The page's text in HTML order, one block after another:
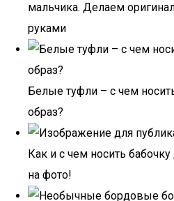
мальчика. Делаем
руками
Белые туфли – с чем
образ?
Как и с чем носить
на фото!